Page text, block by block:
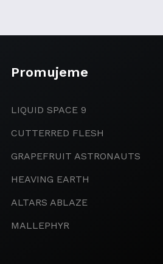
Promujeme
LIQUID SPACE 9
CUTTERRED FLESH
GRAPEFRUIT ASTRONAUTS
HEAVING EARTH
ALTARS ABLAZE
MALLEPHYR